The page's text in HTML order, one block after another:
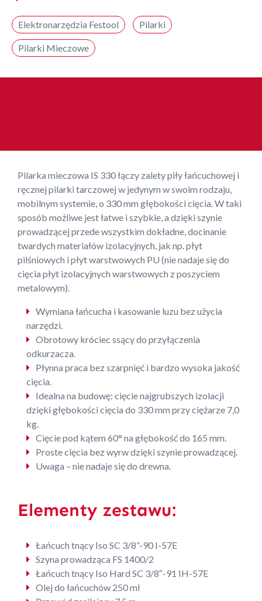
Elektronarzędzia Festool Pilarki
Pilarki Mieczowe
Pilarka mieczowa IS 330 łączy zalety piły łańcuchowej i
ręcznej pilarki tarczowej w jedynym w swoim rodzaju,
mobilnym systemie, o 330 mm głębokości cięcia. W taki
sposób możliwe jest łatwe i szybkie, a dzięki szynie
prowadzącej przede wszystkim dokładne, docinanie
twardych materiałów izolacyjnych, jak np. płyt
pilśniowych i płyt warstwowych PU (nie nadaje się do
cięcia płyt izolacyjnych warstwowych z poszyciem
metalowym).
Wymiana łańcucha i kasowanie luzu bez użycia
narzędzi.
Obrotowy króciec ssący do przyłączenia
odkurzacza.
Płynna praca bez szarpnięć i bardzo wysoka jakość
cięcia.
Idealna na budowę: cięcie najgrubszych izolacji
dzięki głębokości cięcia do 330 mm przy ciężarze 7,0
kg.
Cięcie pod kątem 60° na głębokość do 165 mm.
Proste cięcia bez wyrw dzięki szynie prowadzącej.
Uwaga – nie nadaje się do drewna.
Elementy zestawu:
Łańcuch tnący Iso SC 3/8”-90 I-57E
Szyna prowadząca FS 1400/2
Łańcuch tnący Iso Hard SC 3/8″-91 IH-57E
Olej do łańcuchów 250 ml